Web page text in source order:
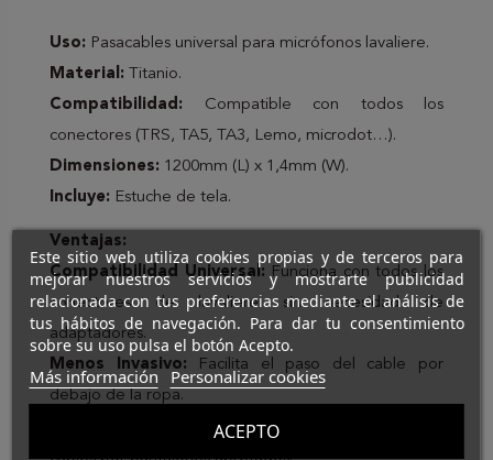
Uso: Pasacables universal para micrófonos lavaliere.
Material: Titanio.
Compatibilidad:
Compatible con todos los
conectores (TRS, TA5, TA3, Lemo, microdot…).
Dimensiones: 1200mm (L) x 1,4mm (W).
Incluye: Estuche de tela.
Ventajas:
Compatibilidad Universal: Funciona con todos los
conectores de lavaliere sin necesidad de
adaptadores.
Menos Invasivo:
Facilita el paso del cable por
debajo de la ropa.
Ideal para Ropa Ajustada:
Este sitio web utiliza cookies propias y de terceros para
mejorar nuestros servicios y mostrarte publicidad
relacionada con tus preferencias mediante el análisis de
tus hábitos de navegación. Para dar tu consentimiento
sobre su uso pulsa el botón Acepto.
Más información Personalizar cookies
ACEPTO